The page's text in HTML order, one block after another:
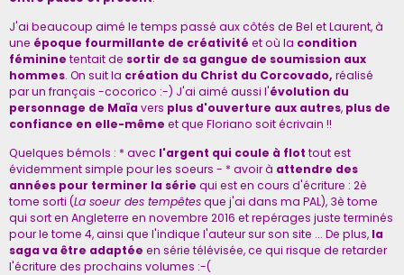
J'ai beaucoup aimé le temps passé aux côtés de Bel et Laurent, à
une époque fourmillante de créativité et où la condition
féminine tentait de sortir de sa gangue de soumission aux
hommes. On suit la création du Christ du Corcovado, réalisé
par un français -cocorico :-) J'ai aimé aussi l'évolution du
personnage de Maïavers plus d'ouverture aux autres, plus de
confiance en elle-même et que Floriano soit écrivain !!
Quelques bémols : * avec l'argent qui coule à flot tout est
évidemment simple pour les soeurs - * avoir à attendre des
années pour terminer la série qui est en cours d'écriture : 2è
tome sorti (La soeur des tempêtesque j'ai dans ma PAL), 3è tome
qui sort en Angleterre en novembre 2016 et repérages juste terminés
pour le tome 4, ainsi que l'indique l'auteur sur son site ... De plus, la
saga va être adaptée en série télévisée, ce qui risque de retarder
l'écriture des prochains volumes :-(